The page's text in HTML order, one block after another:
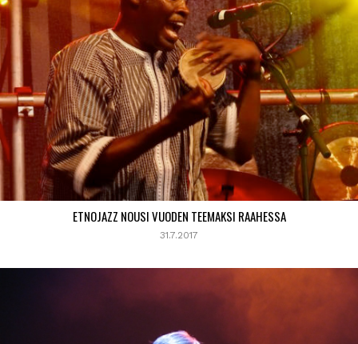
ETNOJAZZ NOUSI VUODEN TEEMAKSI RAAHESSA
31.7.2017